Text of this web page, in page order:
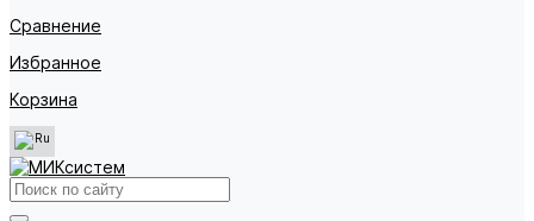
Сравнение
Избранное
Корзина